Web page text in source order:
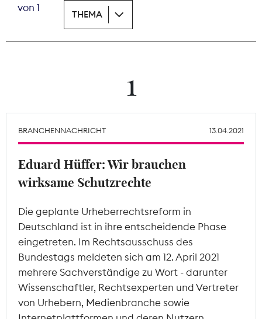
Theodor-Wolff-Preis
von 1
THEMA
1
BRANCHENNACHRICHT 13.04.2021
Eduard Hüffer: Wir brauchen
wirksame Schutzrechte
Die geplante Urheberrechtsreform in
Deutschland ist in ihre entscheidende Phase
eingetreten. Im Rechtsausschuss des
Bundestags meldeten sich am 12. April 2021
mehrere Sachverständige zu Wort - darunter
Wissenschaftler, Rechtsexperten und Vertreter
von Urhebern, Medienbranche sowie